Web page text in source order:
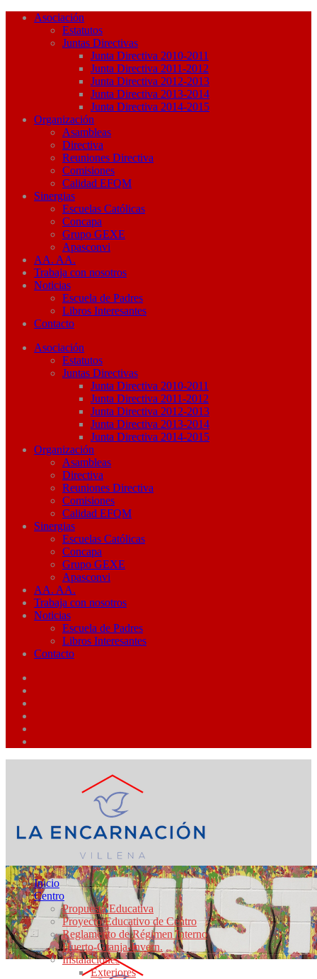
Asociación
Estatutos
Juntas Directivas
Junta Directiva 2010-2011
Junta Directiva 2011-2012
Junta Directiva 2012-2013
Junta Directiva 2013-2014
Junta Directiva 2014-2015
Organización
Asambleas
Directiva
Reuniones Directiva
Comisiones
Calidad EFQM
Sinergias
Escuelas Católicas
Concapa
Grupo GEXE
Apasconvi
AA. AA.
Trabaja con nosotros
Noticias
Escuela de Padres
Libros Interesantes
Contacto
Asociación
Estatutos
Juntas Directivas
Junta Directiva 2010-2011
Junta Directiva 2011-2012
Junta Directiva 2012-2013
Junta Directiva 2013-2014
Junta Directiva 2014-2015
Organización
Asambleas
Directiva
Reuniones Directiva
Comisiones
Calidad EFQM
Sinergias
Escuelas Católicas
Concapa
Grupo GEXE
Apasconvi
AA. AA.
Trabaja con nosotros
Noticias
Escuela de Padres
Libros Interesantes
Contacto
Inicio
Centro
Propuesta Educativa
Proyecto Educativo de Centro
Reglamento de Régimen Interno
Huerto-Granja-Invern.
Instalaciones
Exteriores